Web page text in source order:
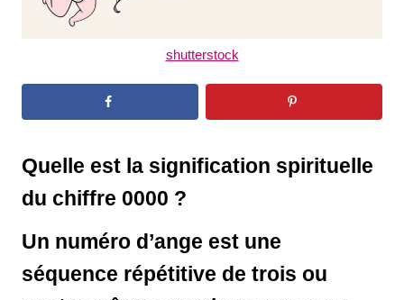
shutterstock
Quelle est la signification spirituelle
du chiffre 0000 ?
Un numéro d’ange est une
séquence répétitive de trois ou